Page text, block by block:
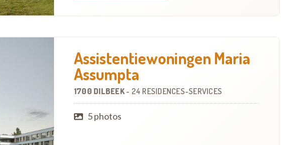
Assistentiewoningen Maria
Assumpta
1700 DILBEEK- 24 RÉSIDENCES-SERVICES
5 photos